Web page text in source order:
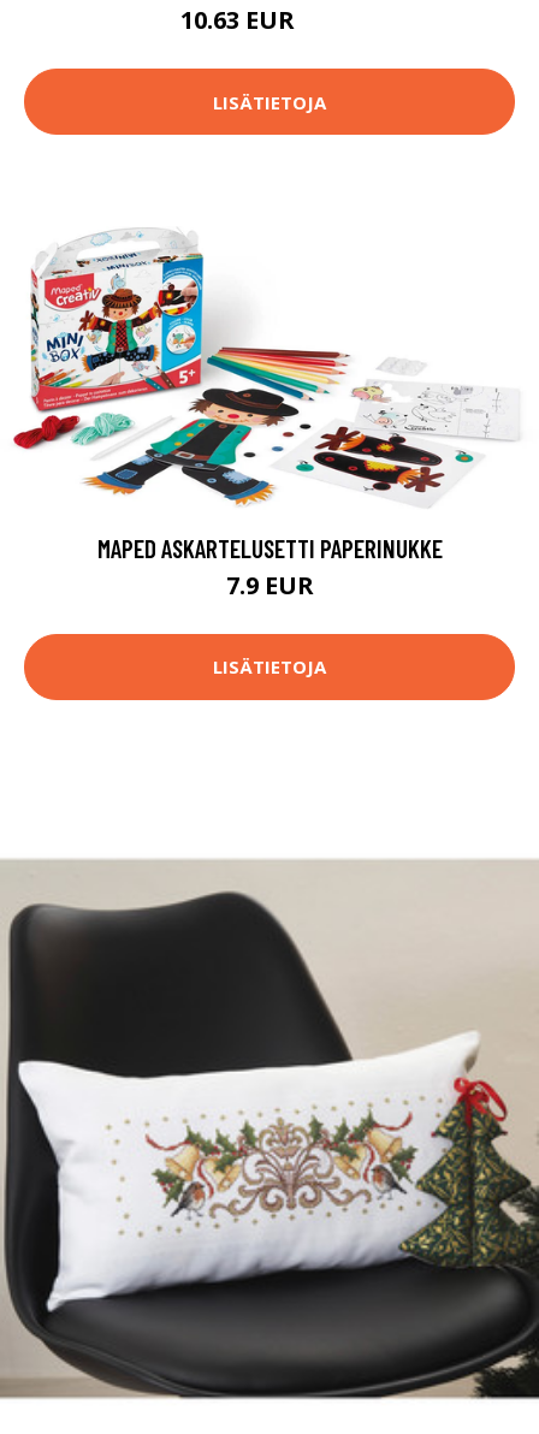
10.63 EUR
LISÄTIETOJA
MAPED ASKARTELUSETTI PAPERINUKKE
7.9 EUR
LISÄTIETOJA